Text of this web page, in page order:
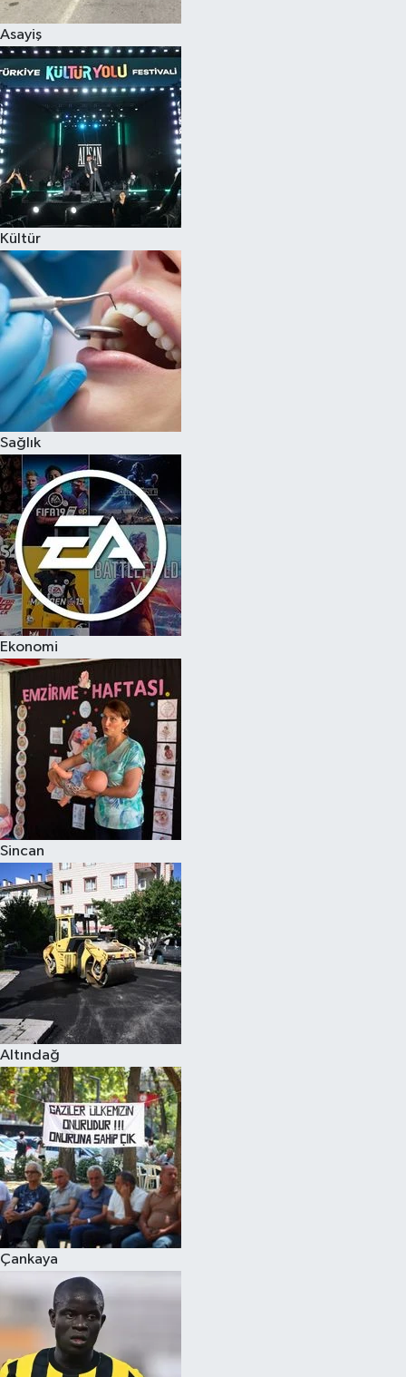
Asayiş
Kültür
Sağlık
Ekonomi
Sincan
Altındağ
Çankaya